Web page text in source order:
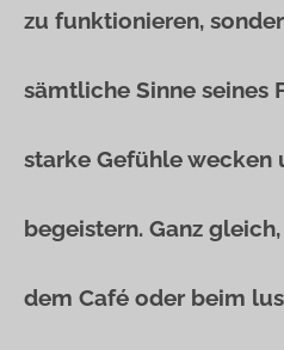
zu funktionieren,
sämtliche Sinne seines
starke Gefühle wecken
begeistern. Ganz
dem Café oder beim